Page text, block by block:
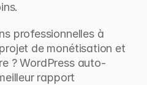
professionnelles à
de monétisation et
? WordPress auto-
rapport